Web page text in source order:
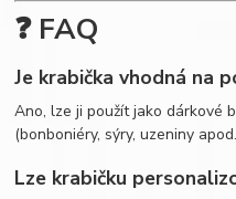
❓ FAQ
Je krabička vhodná na
Ano, lze ji použít jako dárkové
(bonboniéry, sýry, uzeniny
Lze krabičku